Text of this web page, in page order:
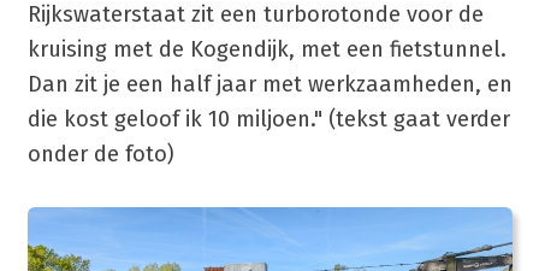
Rijkswaterstaat zit een turborotonde voor de
kruising met de Kogendijk, met een fietstunnel.
Dan zit je een half jaar met werkzaamheden, en
die kost geloof ik 10 miljoen." (tekst gaat verder
onder de foto)